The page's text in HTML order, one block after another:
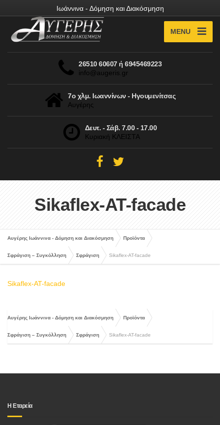
Ιωάννινα - Δόμηση και Διακόσμηση
MENU
26510 60607 ή 6945469223
info@augeris.gr
7ο χλμ. Ιωαννίνων - Ηγουμενίτσας
Αυγέρης
Δευτ. - Σάβ. 7.00 - 17.00
Κυριακή ΚΛΕΙΣΤΑ
Sikaflex-AT-facade
Αυγέρης Ιωάννινα - Δόμηση και Διακόσμηση Προϊόντα
Σφράγιση – Συγκόλληση Σφράγιση Sikaflex-AT-facade
Sikaflex-AT-facade
Αυγέρης Ιωάννινα - Δόμηση και Διακόσμηση Προϊόντα
Σφράγιση – Συγκόλληση Σφράγιση Sikaflex-AT-facade
Η Εταρεία